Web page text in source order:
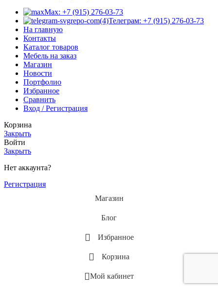
Max: +7 (915) 276-03-73
Телеграм: +7 (915) 276-03-73
На главную
Контакты
Каталог товаров
Мебель на заказ
Магазин
Новости
Портфолио
Избранное
Сравнить
Вход / Регистрация
Корзина
Закрыть
Войти
Закрыть
Нет аккаунта?
Регистрация
Магазин
Блог
Избранное
Корзина
Мой кабинет